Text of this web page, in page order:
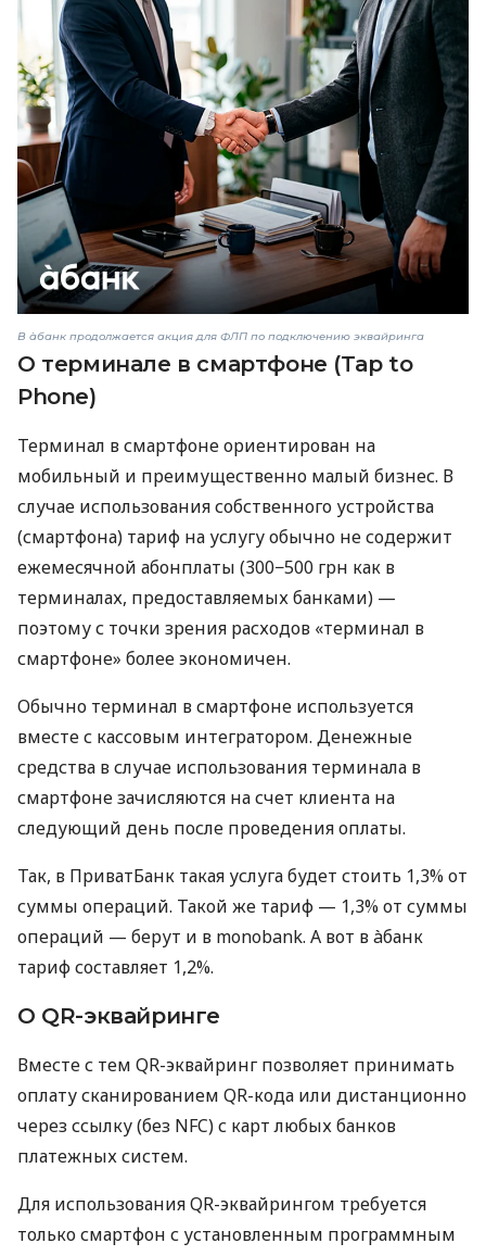
В àбанк продолжается акция для ФЛП по подключению эквайринга
О терминале в смартфоне (Tap to
Phone)
Терминал в смартфоне ориентирован на
мобильный и преимущественно малый бизнес. В
случае использования собственного устройства
(смартфона) тариф на услугу обычно не содержит
ежемесячной абонплаты (300−500 грн как в
терминалах, предоставляемых банками) —
поэтому с точки зрения расходов «терминал в
смартфоне» более экономичен.
Обычно терминал в смартфоне используется
вместе с кассовым интегратором. Денежные
средства в случае использования терминала в
смартфоне зачисляются на счет клиента на
следующий день после проведения оплаты.
Так, в ПриватБанк такая услуга будет стоить 1,3% от
суммы операций. Такой же тариф — 1,3% от суммы
операций — берут и в monobank. А вот в àбанк
тариф составляет 1,2%.
О QR-эквайринге
Вместе с тем QR-эквайринг позволяет принимать
оплату сканированием QR-кода или дистанционно
через ссылку (без NFC) с карт любых банков
платежных систем.
Для использования QR-эквайрингом требуется
только смартфон с установленным программным